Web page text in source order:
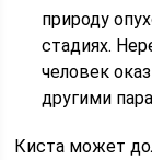
природу
стадиях.
человек
другими
Киста может